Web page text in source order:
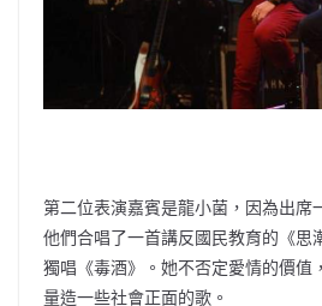
第二位表演嘉賓是龍小菌，因為出席
他們合唱了一首講反國民教育的《思
獨唱《毒酒》。她不否定愛情的價值
量造一些社會正面的歌。